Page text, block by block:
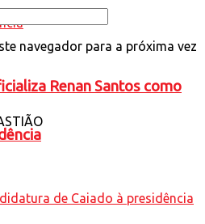
Renan Santos como
navegador para a próxima vez